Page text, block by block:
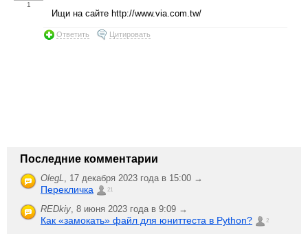
1
Ищи на сайте http://www.via.com.tw/
Ответить Цитировать
Последние комментарии
OlegL, 17 декабря 2023 года в 15:00 →
Перекличка 21
REDkiy, 8 июня 2023 года в 9:09 →
Как «замокать» файл для юниттеста в Python? 2